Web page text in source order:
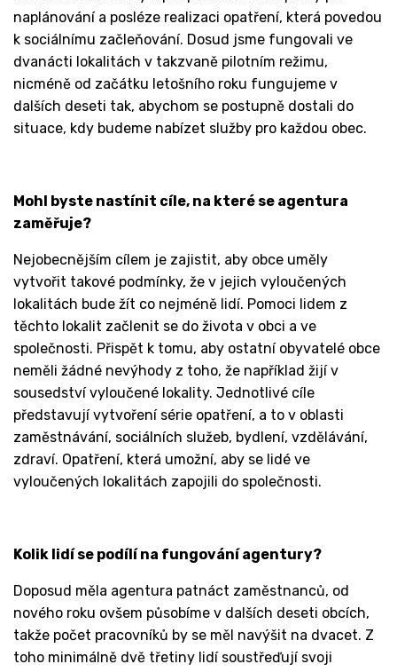
naplánování a posléze realizaci opatření, která povedou
k sociálnímu začleňování. Dosud jsme fungovali ve
dvanácti lokalitách v takzvaně pilotním režimu,
nicméně od začátku letošního roku fungujeme v
dalších deseti tak, abychom se postupně dostali do
situace, kdy budeme nabízet služby pro každou obec.
Mohl byste nastínit cíle, na které se agentura
zaměřuje?
Nejobecnějším cílem je zajistit, aby obce uměly
vytvořit takové podmínky, že v jejich vyloučených
lokalitách bude žít co nejméně lidí. Pomoci lidem z
těchto lokalit začlenit se do života v obci a ve
společnosti. Přispět k tomu, aby ostatní obyvatelé obce
neměli žádné nevýhody z toho, že například žijí v
sousedství vyloučené lokality. Jednotlivé cíle
představují vytvoření série opatření, a to v oblasti
zaměstnávání, sociálních služeb, bydlení, vzdělávání,
zdraví. Opatření, která umožní, aby se lidé ve
vyloučených lokalitách zapojili do společnosti.
Kolik lidí se podílí na fungování agentury?
Doposud měla agentura patnáct zaměstnanců, od
nového roku ovšem působíme v dalších deseti obcích,
takže počet pracovníků by se měl navýšit na dvacet. Z
toho minimálně dvě třetiny lidí soustřeďují svoji